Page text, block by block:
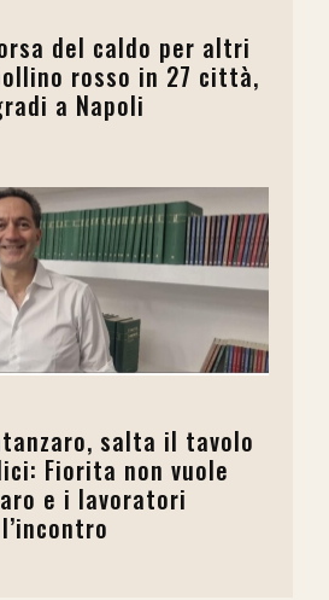
del caldo per altri
rosso in 27 città,
a Napoli
salta il tavolo
Fiorita non vuole
e i lavoratori